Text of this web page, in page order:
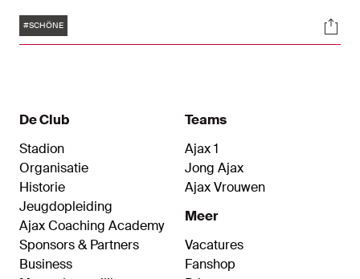
Tags
#SCHÖNE
De Club
Stadion
Organisatie
Historie
Jeugdopleiding
Ajax Coaching Academy
Sponsors & Partners
Business
Teams
Ajax 1
Jong Ajax
Ajax Vrouwen
Meer
Vacatures
Fanshop